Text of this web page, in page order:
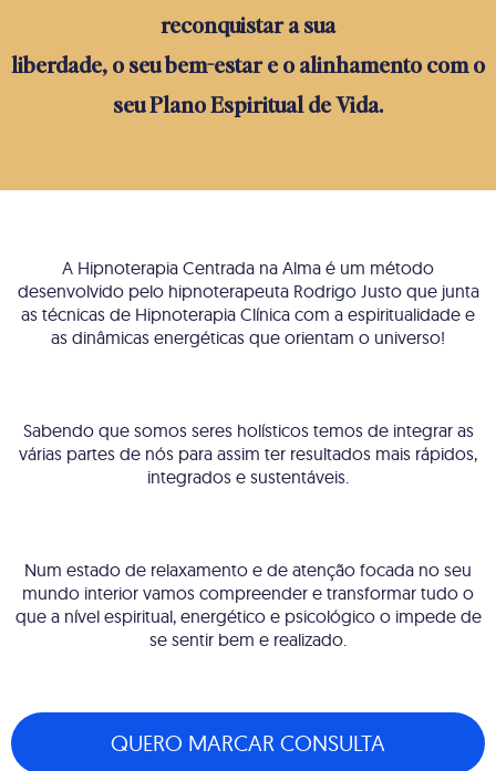
reconquistar a sua
liberdade, o seu bem-estar e o alinhamento com o
seu Plano Espiritual de Vida.
A Hipnoterapia Centrada na Alma é um método
desenvolvido pelo hipnoterapeuta Rodrigo Justo que junta
as técnicas de Hipnoterapia Clínica com a espiritualidade e
as dinâmicas energéticas que orientam o universo!
Sabendo que somos seres holísticos temos de integrar as
várias partes de nós para assim ter resultados mais rápidos,
integrados e sustentáveis.
Num estado de relaxamento e de atenção focada no seu
mundo interior vamos compreender e transformar tudo o
que a nível espiritual, energético e psicológico o impede de
se sentir bem e realizado.
QUERO MARCAR CONSULTA